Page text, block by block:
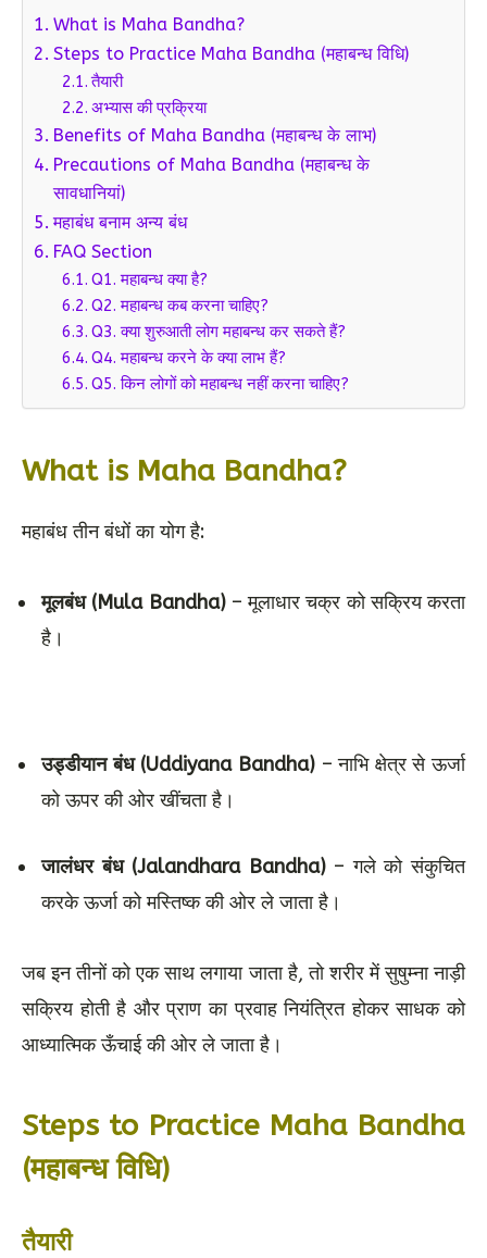
What is Maha Bandha?
Steps to Practice Maha Bandha (महाबन्ध विधि)
तैयारी
अभ्यास की प्रक्रिया
Benefits of Maha Bandha (महाबन्ध के लाभ)
Precautions of Maha Bandha (महाबन्ध के
सावधानियां)
महाबंध बनाम अन्य बंध
FAQ Section
Q1. महाबन्ध क्या है?
Q2. महाबन्ध कब करना चाहिए?
Q3. क्या शुरुआती लोग महाबन्ध कर सकते हैं?
Q4. महाबन्ध करने के क्या लाभ हैं?
Q5. किन लोगों को महाबन्ध नहीं करना चाहिए?
What is Maha Bandha?
महाबंध तीन बंधों का योग है:
मूलबंध (Mula Bandha)– मूलाधार चक्र को सक्रिय करता
है।
उड्डीयान बंध (Uddiyana Bandha)– नाभि क्षेत्र से ऊर्जा
को ऊपर की ओर खींचता है।
जालंधर बंध (Jalandhara Bandha)– गले को संकुचित
करके ऊर्जा को मस्तिष्क की ओर ले जाता है।
जब इन तीनों को एक साथ लगाया जाता है, तो शरीर में सुषुम्ना नाड़ी
सक्रिय होती है और प्राण का प्रवाह नियंत्रित होकर साधक को
आध्यात्मिक ऊँचाई की ओर ले जाता है।
Steps to Practice Maha Bandha
(महाबन्ध विधि)
तैयारी